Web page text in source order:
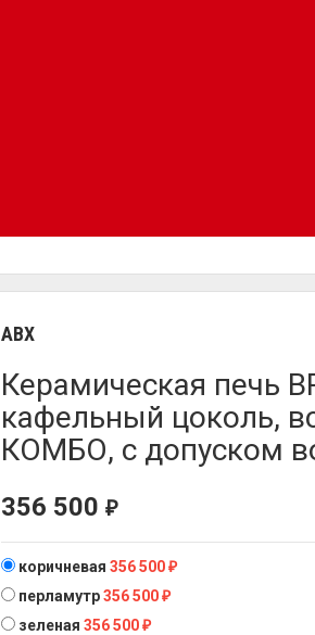
ABX
Керамическая печь
кафельный цоколь,
КОМБО, с допуском
356 500₽
коричневая 356 500₽
перламутр356 500₽
зеленая 356 500₽